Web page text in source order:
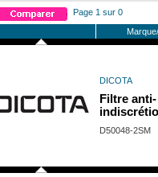
Page 1 sur 0
DICOTA
Filtre anti-
D50048-2SM